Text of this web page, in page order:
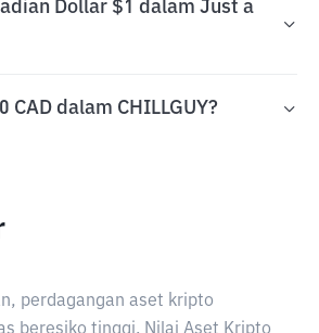
Dollar $1 dalam Just a
CAD dalam CHILLGUY?
perdagangan aset kripto